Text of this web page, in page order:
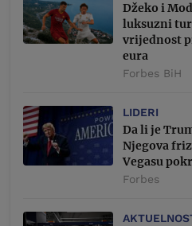
Džeko i
luksuzni
vrijednost
eura
Forbes BiH
LIDERI
Da li je
Njegova
Vegasu
Forbes